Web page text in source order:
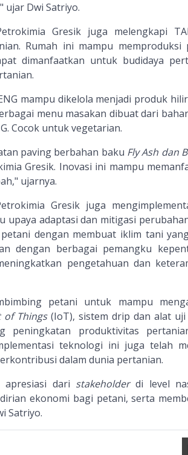
ujar Dwi Satriyo.
Gresik juga melengkapi
Rumah ini mampu memproduksi
dimanfaatkan untuk budidaya
mampu dikelola menjadi produk
menu masakan dibuat dari
Cocok untuk vegetarian.
paving berbahan baku Fly Ash dan
Gresik. Inovasi ini mampu
ujarnya.
Gresik juga
upaya adaptasi dan mitigasi
dengan membuat iklim tani
dengan berbagai pemangku
pengetahuan dan
petani untuk mampu
of Things(IoT), sistem drip dan alat uji
peningkatan produktivitas
teknologi ini juga telah
dalam dunia pertanian.
dari stakeholderdi level
ekonomi bagi petani, serta
Satriyo.